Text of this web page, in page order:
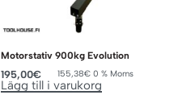
Motorstativ 900kg Evolution
195,00€ 155,38€ 0 % Moms
Lägg till i varukorg